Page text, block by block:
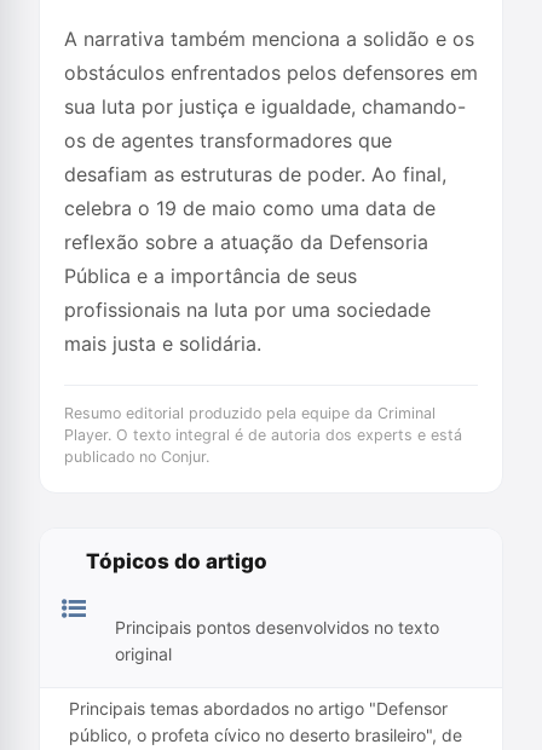
A narrativa também menciona a solidão e os
obstáculos enfrentados pelos defensores em
sua luta por justiça e igualdade, chamando-
os de agentes transformadores que
desafiam as estruturas de poder. Ao final,
celebra o 19 de maio como uma data de
reflexão sobre a atuação da Defensoria
Pública e a importância de seus
profissionais na luta por uma sociedade
mais justa e solidária.
Resumo editorial produzido pela equipe da Criminal
Player. O texto integral é de autoria dos experts e está
publicado no Conjur.
Tópicos do artigo
Principais pontos desenvolvidos no texto
original
Principais temas abordados no artigo "Defensor
público, o profeta cívico no deserto brasileiro", de